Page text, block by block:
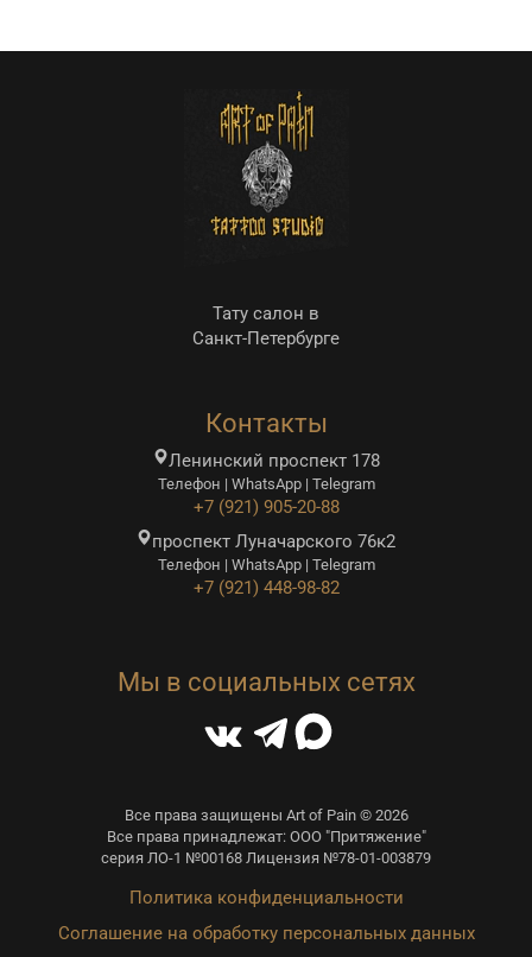
Тату салон в
Санкт-Петербурге
Контакты
Ленинский проспект 178
Телефон | WhatsApp | Telegram
+7 (921) 905-20-88
проспект Луначарского 76к2
Телефон | WhatsApp | Telegram
+7 (921) 448-98-82
Мы в социальных сетях
Все права защищены Art of Pain © 2026
Все права принадлежат: ООО "Притяжение"
серия ЛО-1 №00168 Лицензия №78-01-003879
Политика конфиденциальности
Соглашение на обработку персональных данных